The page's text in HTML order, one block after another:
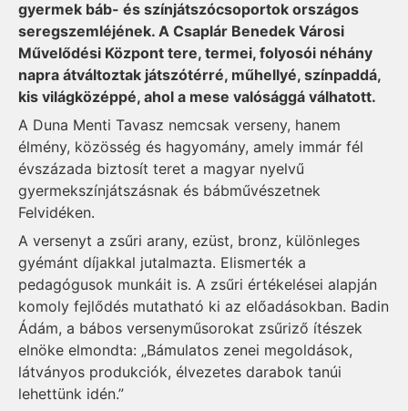
gyermek báb- és színjátszócsoportok országos
seregszemléjének. A Csaplár Benedek Városi
Művelődési Központ tere, termei, folyosói néhány
napra átváltoztak játszótérré, műhellyé, színpaddá,
kis világközéppé, ahol a mese valósággá válhatott.
A Duna Menti Tavasz nemcsak verseny, hanem
élmény, közösség és hagyomány, amely immár fél
évszázada biztosít teret a magyar nyelvű
gyermekszínjátszásnak és bábművészetnek
Felvidéken.
A versenyt a zsűri arany, ezüst, bronz, különleges
gyémánt díjakkal jutalmazta. Elismerték a
pedagógusok munkáit is. A zsűri értékelései alapján
komoly fejlődés mutatható ki az előadásokban. Badin
Ádám, a bábos versenyműsorokat zsűriző ítészek
elnöke elmondta: „Bámulatos zenei megoldások,
látványos produkciók, élvezetes darabok tanúi
lehettünk idén.”